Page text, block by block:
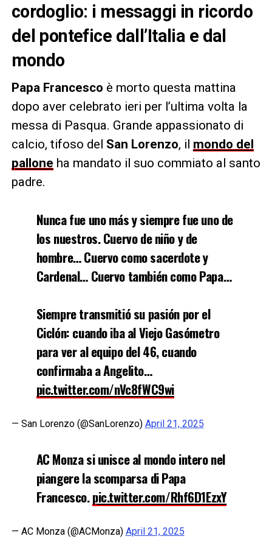
cordoglio: i messaggi in ricordo
del pontefice dall’Italia e dal
mondo
Papa Francesco è morto questa mattina
dopo aver celebrato ieri per l’ultima volta la
messa di Pasqua. Grande appassionato di
calcio, tifoso del San Lorenzo, il mondo del
pallone ha mandato il suo commiato al santo
padre.
Nunca fue uno más y siempre fue uno de
los nuestros. Cuervo de niño y de
hombre… Cuervo como sacerdote y
Cardenal… Cuervo también como Papa…
Siempre transmitió su pasión por el
Ciclón: cuando iba al Viejo Gasómetro
para ver al equipo del 46, cuando
confirmaba a Angelito…
pic.twitter.com/nVc8fWC9wi
— San Lorenzo (@SanLorenzo) April 21, 2025
AC Monza si unisce al mondo intero nel
piangere la scomparsa di Papa
Francesco.pic.twitter.com/Rhf6D1EzxY
— AC Monza (@ACMonza) April 21, 2025